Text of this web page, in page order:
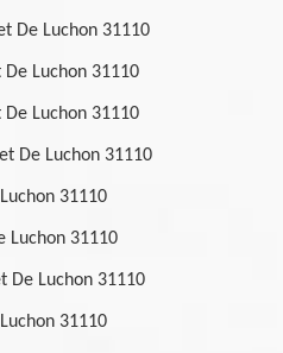
De Luchon 31110
Luchon 31110
Luchon 31110
De Luchon 31110
31110
Luchon 31110
De Luchon 31110
31110